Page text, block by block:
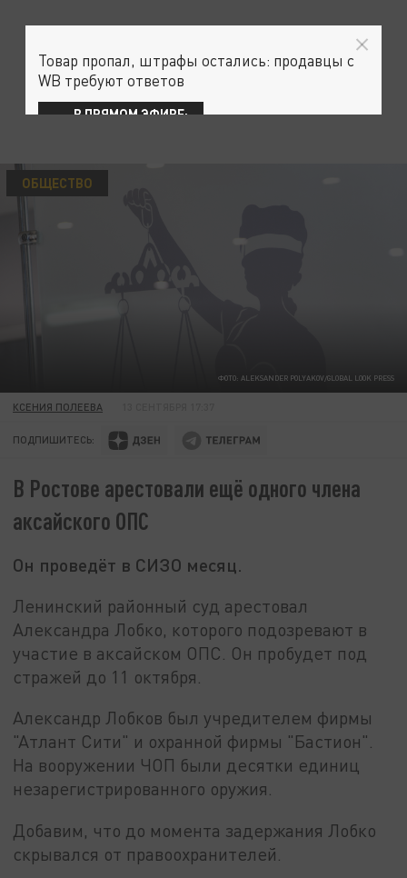
ФОТО: ALEKSANDER POLYAKOV/GLOBAL LOOK PRESS
ОБЩЕСТВО
КСЕНИЯ ПОЛЕЕВА
ПОДПИШИТЕСЬ:
В Ростове арестовали ещё одного члена
аксайского ОПС
Он проведёт в СИЗО месяц.
Ленинский районный суд арестовал
Александра Лобко, которого подозревают в
участие в аксайском ОПС. Он пробудет под
стражей до 11 октября.
Александр Лобков был учредителем фирмы
"Атлант Сити" и охранной фирмы "Бастион".
На вооружении ЧОП были десятки единиц
незарегистрированного оружия.
Добавим, что до момента задержания Лобко
скрывался от правоохранителей.
Товар пропал, штрафы остались: продавцы с
WB требуют ответов
В ПРЯМОМ ЭФИРЕ: